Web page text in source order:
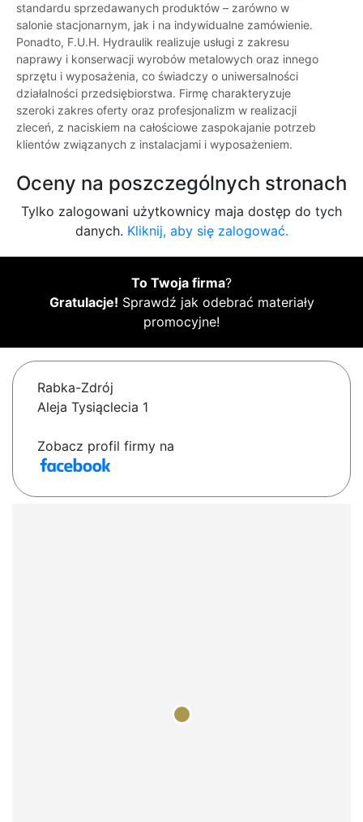
standardu sprzedawanych produktów – zarówno w
salonie stacjonarnym, jak i na indywidualne zamówienie.
Ponadto, F.U.H. Hydraulik realizuje usługi z zakresu
naprawy i konserwacji wyrobów metalowych oraz innego
sprzętu i wyposażenia, co świadczy o uniwersalności
działalności przedsiębiorstwa. Firmę charakteryzuje
szeroki zakres oferty oraz profesjonalizm w realizacji
zleceń, z naciskiem na całościowe zaspokajanie potrzeb
klientów związanych z instalacjami i wyposażeniem.
Oceny na poszczególnych stronach
Tylko zalogowani użytkownicy maja dostęp do tych
danych. Kliknij, aby się zalogować.
To Twoja firma?
Gratulacje! Sprawdź jak odebrać materiały
promocyjne!
Rabka-Zdrój
Aleja Tysiąclecia 1
Zobacz profil firmy na